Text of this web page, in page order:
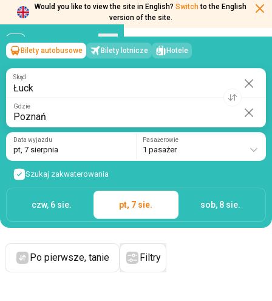
Would you like to view the site in English? Switch to the English
version of the site.
Łuck→Poznań
pt, 7 sierpnia/1 pasażer
Bilety autobusowe Bilety lotnicze Hotele
Skąd
Gdzie
Data wyjazdu
pt, 7 sierpnia
Pasażerowie
1 pasażer
Szukaj zakwaterowania
czw, 6 sie. pt, 7 sie. sob, 8 sie.
Po pierwsze, tanie Filtry